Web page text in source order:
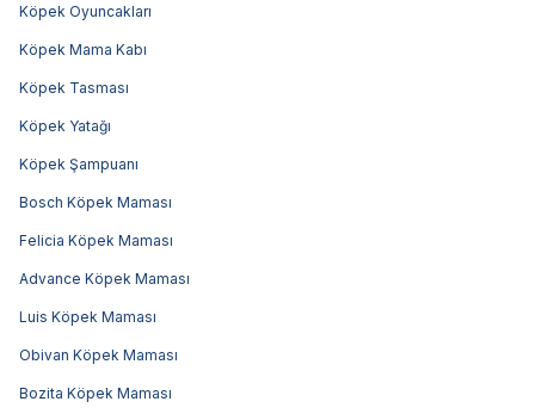
Köpek Oyuncakları
Köpek Mama Kabı
Köpek Tasması
Köpek Yatağı
Köpek Şampuanı
Bosch Köpek Maması
Felicia Köpek Maması
Advance Köpek Maması
Luis Köpek Maması
Obivan Köpek Maması
Bozita Köpek Maması